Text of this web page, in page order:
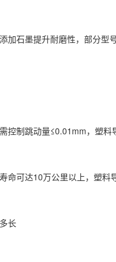
石墨提升耐磨性，部分型
制跳动量≤0.01mm，塑料
可达10万公里以上，塑料
长